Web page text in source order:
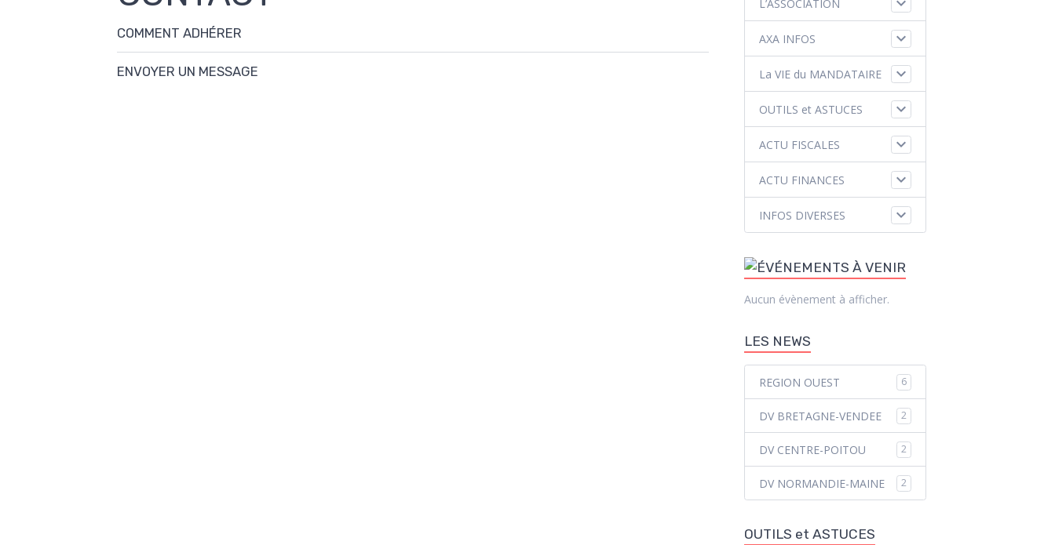
COMMENT ADHÉRER
ENVOYER UN MESSAGE
L’ASSOCIATION
AXA INFOS
La VIE du MANDATAIRE
OUTILS et ASTUCES
ACTU FISCALES
ACTU FINANCES
INFOS DIVERSES
Aucun évènement à afficher.
LES NEWS
REGION OUEST 6
DV BRETAGNE-VENDEE 2
DV CENTRE-POITOU 2
DV NORMANDIE-MAINE 2
OUTILS et ASTUCES